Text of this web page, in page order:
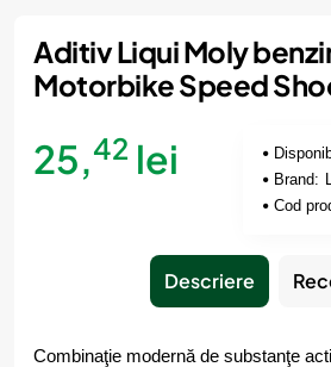
Aditiv Liqui Moly
Motorbike Speed
25,42 lei
Brand:
Cod
Descriere
Combinaţie modernă de substanţe